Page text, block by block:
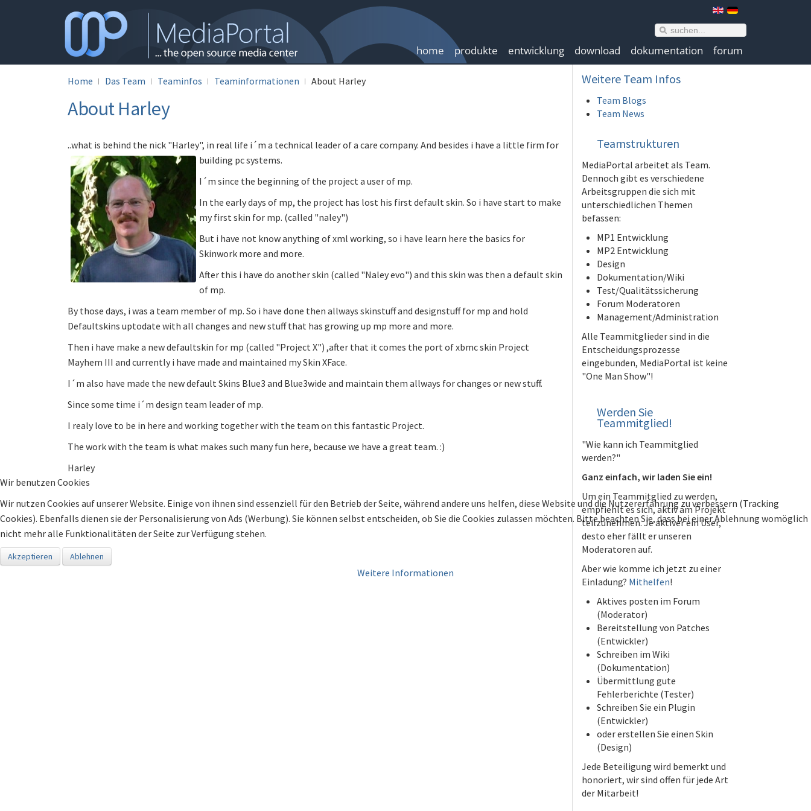
home produkte entwicklung download dokumentation forum
Home Das Team Teaminfos Teaminformationen About Harley
About Harley
..what is behind the nick "Harley", in real life i´m a technical leader of a care company. And besides i have a little firm for
building pc systems.
I´m since the beginning of the project a user of mp.
In the early days of mp, the project has lost his first default skin. So i have start to make
my first skin for mp. (called "naley")
But i have not know anything of xml working, so i have learn here the basics for
Skinwork more and more.
After this i have do another skin (called "Naley evo") and this skin was then a default skin
of mp.
By those days, i was a team member of mp. So i have done then allways skinstuff and designstuff for mp and hold
Defaultskins uptodate with all changes and new stuff that has growing up mp more and more.
Then i have make a new defaultskin for mp (called "Project X") ,after that it comes the port of xbmc skin Project
Mayhem III and currently i have made and maintained my Skin XFace.
I´m also have made the new default Skins Blue3 and Blue3wide and maintain them allways for changes or new stuff.
Since some time i´m design team leader of mp.
I realy love to be in here and working together with the team on this fantastic Project.
The work with the team is what makes such many fun here, because we have a great team. :)
Harley
Weitere Team Infos
Team Blogs
Team News
Teamstrukturen
MediaPortal arbeitet als Team.
Dennoch gibt es verschiedene
Arbeitsgruppen die sich mit
unterschiedlichen Themen
befassen:
MP1 Entwicklung
MP2 Entwicklung
Design
Dokumentation/Wiki
Test/Qualitätssicherung
Forum Moderatoren
Management/Administration
Alle Teammitglieder sind in die
Entscheidungsprozesse
eingebunden, MediaPortal ist keine
"One Man Show"!
Werden Sie
Teammitglied!
"Wie kann ich Teammitglied
werden?"
Ganz einfach, wir laden Sie ein!
Um ein Teammitglied zu werden,
empfiehlt es sich, aktiv am Projekt
teilzunehmen. Je aktiver ein User,
desto eher fällt er unseren
Moderatoren auf.
Aber wie komme ich jetzt zu einer
Einladung? Mithelfen!
Aktives posten im Forum
(Moderator)
Bereitstellung von Patches
(Entwickler)
Schreiben im Wiki
(Dokumentation)
Übermittlung gute
Fehlerberichte (Tester)
Schreiben Sie ein Plugin
(Entwickler)
oder erstellen Sie einen Skin
(Design)
Jede Beteiligung wird bemerkt und
honoriert, wir sind offen für jede Art
der Mitarbeit!
Wir benutzen Cookies
Wir nutzen Cookies auf unserer Website. Einige von ihnen sind essenziell für den Betrieb der Seite, während andere uns helfen, diese Website und die Nutzererfahrung zu verbessern (Tracking
Cookies). Ebenfalls dienen sie der Personalisierung von Ads (Werbung). Sie können selbst entscheiden, ob Sie die Cookies zulassen möchten. Bitte beachten Sie, dass bei einer Ablehnung womöglich
nicht mehr alle Funktionalitäten der Seite zur Verfügung stehen.
Akzeptieren Ablehnen
Weitere Informationen